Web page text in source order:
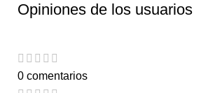
Opiniones de los usuarios
0 comentarios